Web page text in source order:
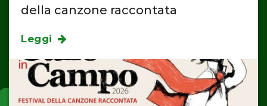
della canzone raccontata
Leggi